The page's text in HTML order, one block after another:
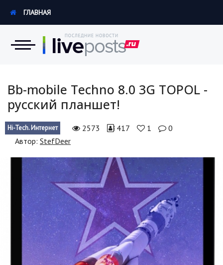
Новости
Экономика
Происшествия
Россия
Наука и техника
Политика
Образование
В мире
ГЛАВНАЯ
Bb-mobile Techno 8.0 3G TOPOL -
русский планшет!
Hi-Tech. Интернет 2573 417 1
0
Автор: StefDeer